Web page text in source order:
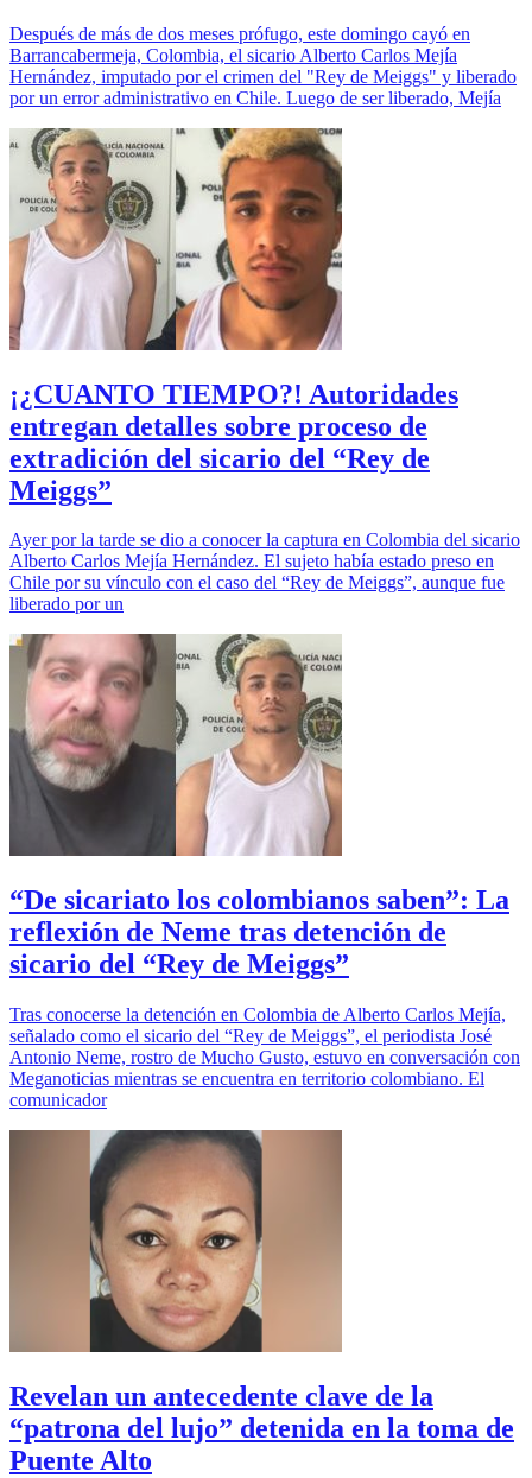
Después de más de dos meses prófugo, este domingo cayó en
Barrancabermeja, Colombia, el sicario Alberto Carlos Mejía
Hernández, imputado por el crimen del "Rey de Meiggs" y liberado
por un error administrativo en Chile. Luego de ser liberado, Mejía
¡¿CUANTO TIEMPO?! Autoridades
entregan detalles sobre proceso de
extradición del sicario del “Rey de
Meiggs”
Ayer por la tarde se dio a conocer la captura en Colombia del sicario
Alberto Carlos Mejía Hernández. El sujeto había estado preso en
Chile por su vínculo con el caso del “Rey de Meiggs”, aunque fue
liberado por un
“De sicariato los colombianos saben”: La
reflexión de Neme tras detención de
sicario del “Rey de Meiggs”
Tras conocerse la detención en Colombia de Alberto Carlos Mejía,
señalado como el sicario del “Rey de Meiggs”, el periodista José
Antonio Neme, rostro de Mucho Gusto, estuvo en conversación con
Meganoticias mientras se encuentra en territorio colombiano. El
comunicador
Revelan un antecedente clave de la
“patrona del lujo” detenida en la toma de
Puente Alto